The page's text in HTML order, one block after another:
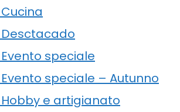
speciale
speciale – Autunno
e artigianato